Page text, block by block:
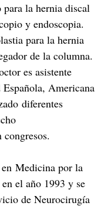
la hernia discal
y endoscopia.
para la hernia
de la columna.
es asistente
Americana
diferentes
en Medicina por la
el año 1993 y se
de Neurocirugía